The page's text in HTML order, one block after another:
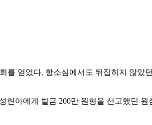
얻었다. 항소심에서도 뒤집히지 않았
아에게 벌금 200만 원형을 선고했던